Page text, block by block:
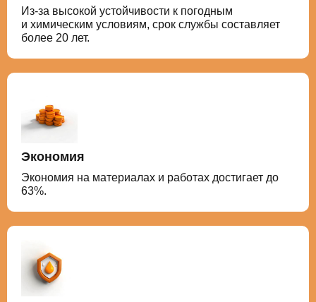
Из-за высокой устойчивости к погодным
и химическим условиям, срок службы составляет
более 20 лет.
Экономия
Экономия на материалах и работах достигает до
63%.